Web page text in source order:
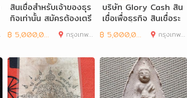
สินเชื่อสำหรับเจ้าของธุร
กิจเท่านั้น สมัครต้องเตรี
ยมเอกสารอะ
฿ 5,000,000 กรุงเทพมหานคร
บริษัท Glory Cash สิน
เชื่อเพื่อธุรกิจ สินเชื่อระ
ยะสั้นที่ตอ
฿ 5,000,000 กรุงเทพมหานคร